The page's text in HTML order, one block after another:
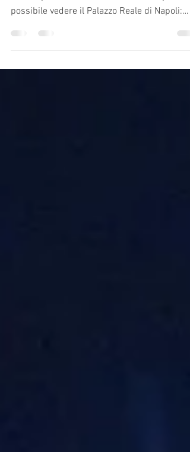
Dal 7 al 12 Novembre 2019 A pochi passi dal
possibile vedere il Palazzo Reale di Napoli:
pochi...